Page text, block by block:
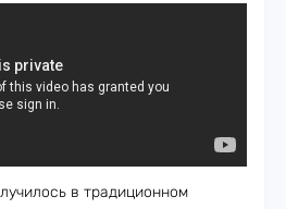
в традиционном